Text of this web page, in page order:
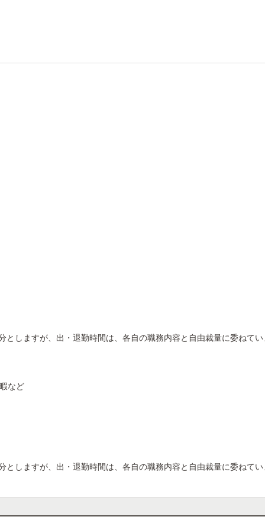
しますが、出・退勤時間は、各自の職務内容と自由裁量に委ねてい
など
しますが、出・退勤時間は、各自の職務内容と自由裁量に委ねてい